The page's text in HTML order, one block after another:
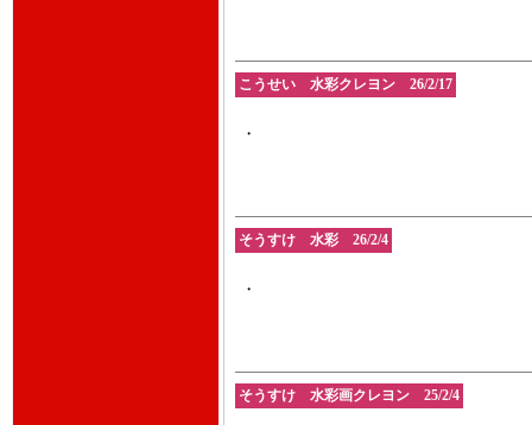
こうせい 水彩クレヨン 26/2/17
・
そうすけ 水彩 26/2/4
・
そうすけ 水彩画クレヨン 25/2/4